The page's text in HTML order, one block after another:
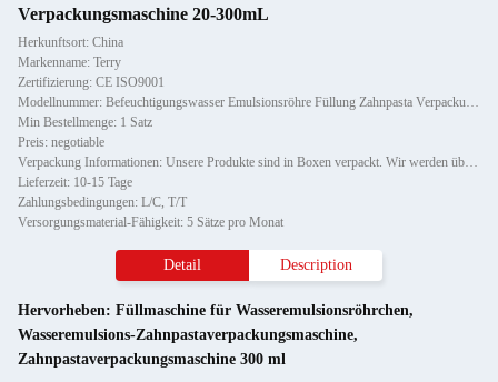
Verpackungsmaschine 20-300mL
Herkunftsort: China
Markenname: Terry
Zertifizierung: CE ISO9001
Modellnummer: Befeuchtigungswasser Emulsionsröhre Füllung Zahnpasta Verpackungsmaschine 20-300mL
Min Bestellmenge: 1 Satz
Preis: negotiable
Verpackung Informationen: Unsere Produkte sind in Boxen verpackt. Wir werden überprüfen, ob die Maschine funktionieren kann, b
Lieferzeit: 10-15 Tage
Zahlungsbedingungen: L/C, T/T
Versorgungsmaterial-Fähigkeit: 5 Sätze pro Monat
Detail Description
Hervorheben: Füllmaschine für Wasseremulsionsröhrchen,
Wasseremulsions-Zahnpastaverpackungsmaschine,
Zahnpastaverpackungsmaschine 300 ml